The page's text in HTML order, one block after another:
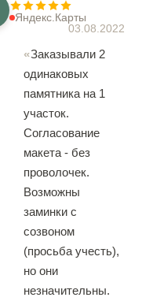
Яндекс.Карты
03.08.2022
Заказывали 2
одинаковых
памятника на 1
участок.
Согласование
макета - без
проволочек.
Возможны
заминки с
созвоном
(просьба учесть),
но они
незначительны.